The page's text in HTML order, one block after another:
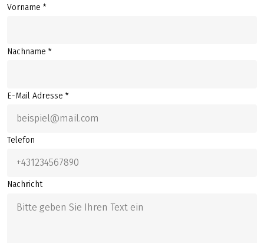
Vorname *
Nachname *
E-Mail Adresse *
Telefon
Nachricht